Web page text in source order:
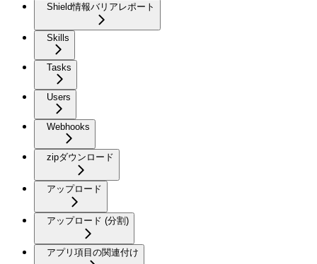
Shield情報バリアレポート
Skills
Tasks
Users
Webhooks
zipダウンロード
アップロード
アップロード (分割)
アプリ項目の関連付け